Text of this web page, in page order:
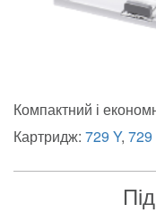
Компактний і
Картридж: 729 Y, 729